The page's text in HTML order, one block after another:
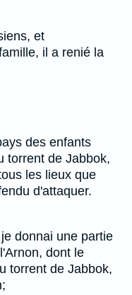
et
il a renié la
des enfants
torrent de Jabbok,
les lieux que
d'attaquer.
donnai une partie
dont le
torrent de Jabbok,